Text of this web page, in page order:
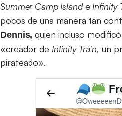
Summer Camp Islande Infinity
pocos de una manera tan
Dennis, quien incluso
«creador de Infinity Train, un
pirateado».